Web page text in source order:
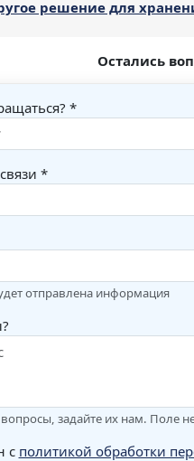
решение для
Остались
*
*
отправлена информация
вопросы, задайте их нам. Поле
с политикой обработки